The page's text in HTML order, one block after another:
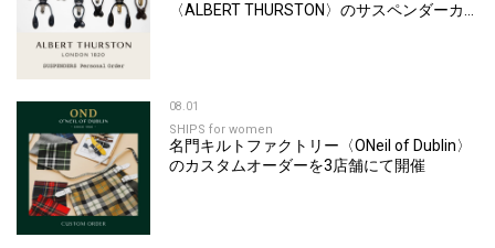
〈ALBERT THURSTON〉のサスペンダーカ
08.01
SHIPS for women
名門キルトファクトリー〈ONeil of Dublin〉
のカスタムオーダーを3店舗にて開催